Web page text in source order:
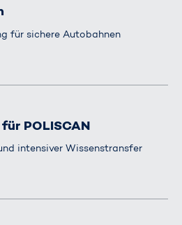
für sichere Autobahnen
POLISCAN
intensiver Wissenstransfer